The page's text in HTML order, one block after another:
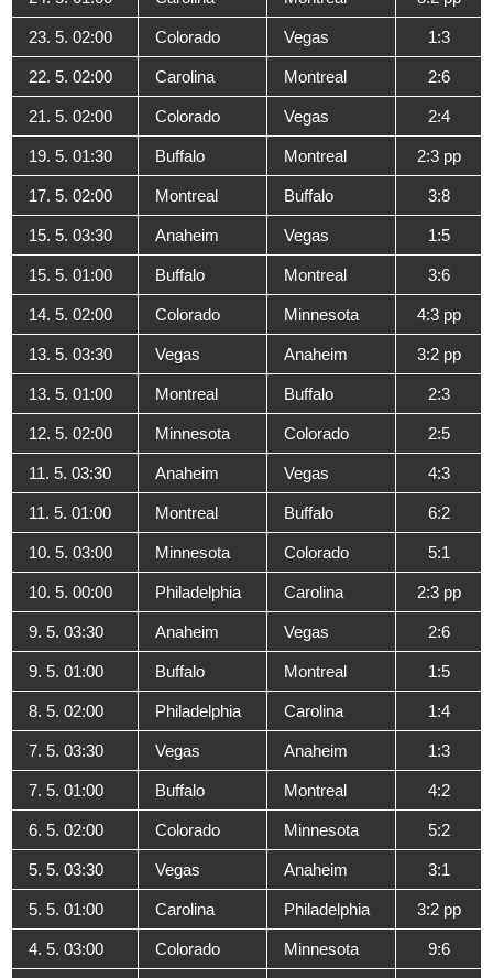
23. 5. 02:00 Colorado Vegas 1:3
22. 5. 02:00 Carolina Montreal 2:6
21. 5. 02:00 Colorado Vegas 2:4
19. 5. 01:30 Buffalo Montreal 2:3 pp
17. 5. 02:00 Montreal Buffalo 3:8
15. 5. 03:30 Anaheim Vegas 1:5
15. 5. 01:00 Buffalo Montreal 3:6
14. 5. 02:00 Colorado Minnesota 4:3 pp
13. 5. 03:30 Vegas Anaheim 3:2 pp
13. 5. 01:00 Montreal Buffalo 2:3
12. 5. 02:00 Minnesota Colorado 2:5
11. 5. 03:30 Anaheim Vegas 4:3
11. 5. 01:00 Montreal Buffalo 6:2
10. 5. 03:00 Minnesota Colorado 5:1
10. 5. 00:00 Philadelphia Carolina 2:3 pp
9. 5. 03:30 Anaheim Vegas 2:6
9. 5. 01:00 Buffalo Montreal 1:5
8. 5. 02:00 Philadelphia Carolina 1:4
7. 5. 03:30 Vegas Anaheim 1:3
7. 5. 01:00 Buffalo Montreal 4:2
6. 5. 02:00 Colorado Minnesota 5:2
5. 5. 03:30 Vegas Anaheim 3:1
5. 5. 01:00 Carolina Philadelphia 3:2 pp
4. 5. 03:00 Colorado Minnesota 9:6